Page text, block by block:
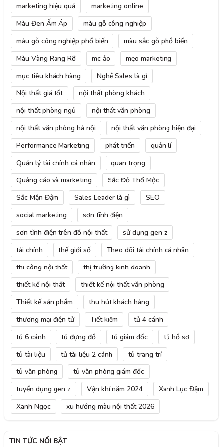
marketing hiệu quả
marketing online
Màu Đen Ấm Áp
màu gỗ công nghiệp
màu gỗ công nghiệp phổ biến
màu sắc gỗ phổ biến
Màu Vàng Rạng Rỡ
mc ảo
mẹo marketing
mục tiêu khách hàng
Nghề Sales là gì
Nội thất giá tốt
nội thất phòng khách
nội thất phòng ngủ
nội thất văn phòng
nội thất văn phòng hà nội
nội thất văn phòng hiện đại
Performance Marketing
phát triển
quản lí
Quản lý tài chính cá nhân
quan trọng
Quảng cáo và marketing
Sắc Đỏ Thổ Mộc
Sắc Mận Đậm
Sales Leader là gì
SEO
social marketing
sơn tĩnh điện
sơn tĩnh điện trên đồ nội thất
sử dụng gen z
tài chính
thế giới số
Theo dõi tài chính cá nhân
thi công nội thất
thị trường kinh doanh
thiết kế nội thất
thiết kế nội thất văn phòng
Thiết kế sản phẩm
thu hút khách hàng
thương mại điện tử
Tiết kiệm
tủ 4 cánh
tủ 6 cánh
tủ đựng đồ tủ giám đốc
tủ hồ sơ
tủ tài liệu
tủ tài liệu 2 cánh
tủ trang trí
tủ văn phòng
tủ văn phòng giám đốc
tuyển dụng gen z
Vận khí năm 2024
Xanh Lục Đậm
Xanh Ngọc
xu hướng màu nội thất 2026
TIN TỨC NỔI BẬT